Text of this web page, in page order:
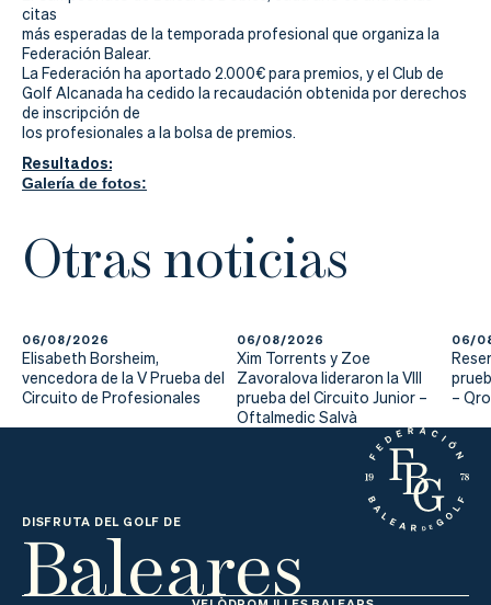
citas
más esperadas de la temporada profesional que organiza la
Federación Balear.
La Federación ha aportado 2.000€ para premios, y el Club de
Golf Alcanada ha cedido la recaudación obtenida por derechos
de inscripción de
los profesionales a la bolsa de premios.
Resultados:
Galería de fotos:
Otras noticias
06/08/2026
Elisabeth Borsheim,
vencedora de la V Prueba del
Circuito de Profesionales
06/08/2026
Xim Torrents y Zoe
Zavoralova lideraron la VIII
prueba del Circuito Junior –
Oftalmedic Salvà
06/
–
DISFRUTA DEL GOLF DE
Baleares